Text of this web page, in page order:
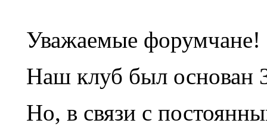
Уважаемые форумчане!
Наш клуб был основан
Но, в связи с